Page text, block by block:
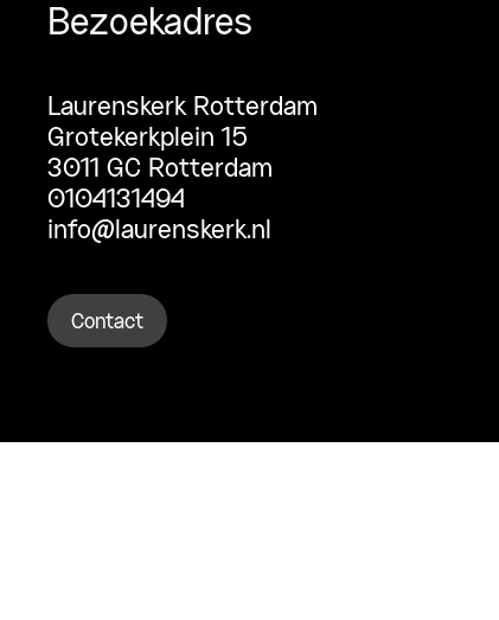
Bezoekadres
Laurenskerk Rotterdam
Grotekerkplein 15
3011 GC Rotterdam
0104131494
info@laurenskerk.nl
Contact